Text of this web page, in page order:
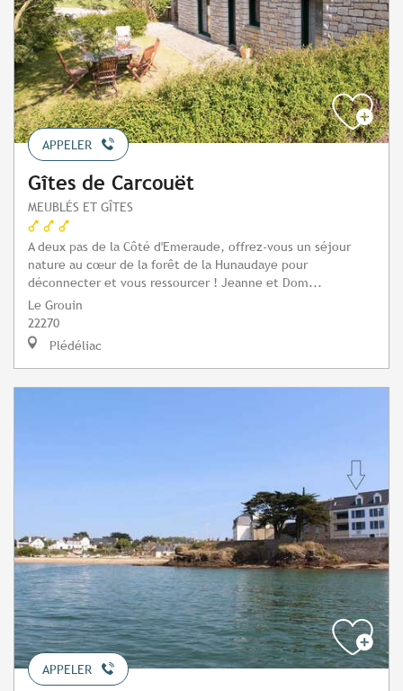
APPELER
Gîtes de Carcouët
MEUBLÉS ET GÎTES
A deux pas de la Côté d'Emeraude, offrez-vous un séjour
nature au cœur de la forêt de la Hunaudaye pour
déconnecter et vous ressourcer ! Jeanne et Dom...
Le Grouin
22270
Plédéliac
APPELER